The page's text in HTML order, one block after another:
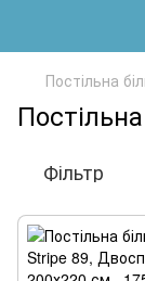
Постільна
Фільтр